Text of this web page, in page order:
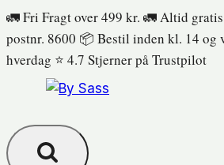
Fortsæt
til
indhold
🚛 Fri Fragt over 499 kr. 🚛 Altid
postnr. 8600 📦 Bestil inden kl. 14 og
hverdag ⭐️ 4.7 Stjerner på Trustpilot